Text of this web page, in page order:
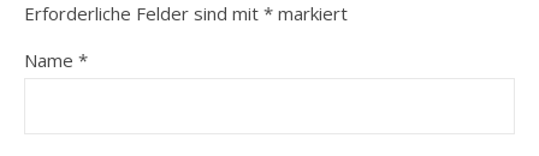
Erforderliche Felder sind mit * markiert
Name *